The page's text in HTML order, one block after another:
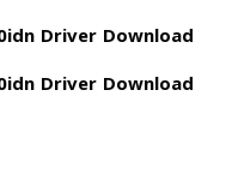
Driver Download
Driver Download